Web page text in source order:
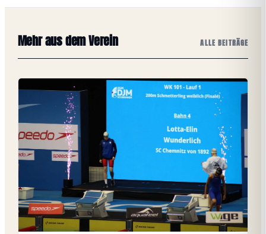
Mehr aus dem Verein ALLE BEITRÄGE